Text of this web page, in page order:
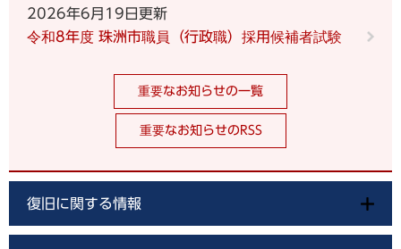
2026年6月19日更新
令和8年度 珠洲市職員（行政職）採用候補者試験
重要なお知らせの一覧
重要なお知らせのRSS
復旧に関する情報